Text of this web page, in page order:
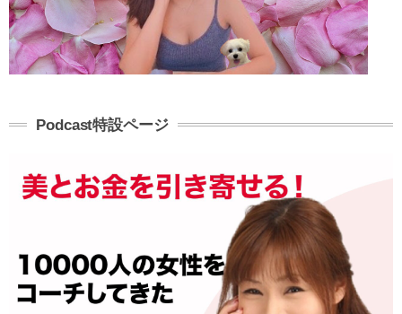
Podcast特設ページ